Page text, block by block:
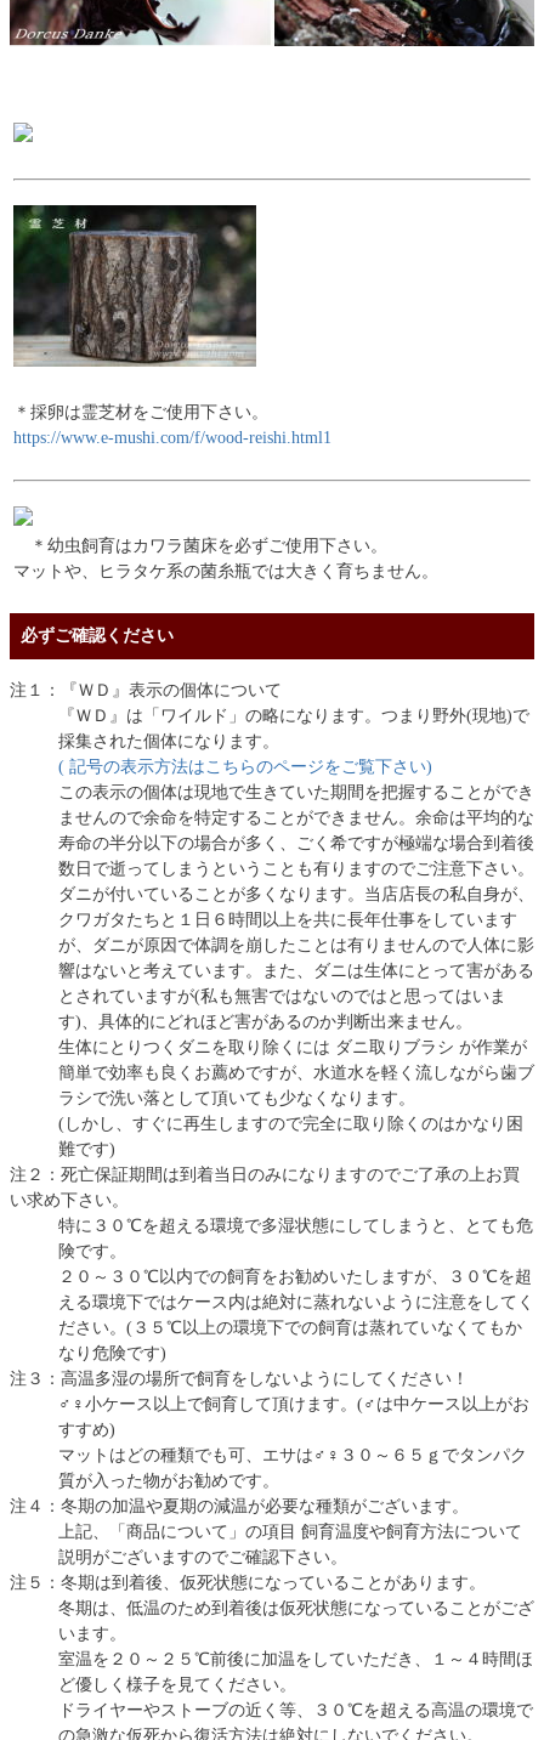
＊採卵は霊芝材をご使用下さい。
https://www.e-mushi.com/f/wood-reishi.html1
＊幼虫飼育はカワラ菌床を必ずご使用下さい。
マットや、ヒラタケ系の菌糸瓶では大きく育ちません。
必ずご確認ください
注１：『ＷＤ』表示の個体について
『ＷＤ』は「ワイルド」の略になります。つまり野外(現地)で
採集された個体になります。
( 記号の表示方法はこちらのページをご覧下さい)
この表示の個体は現地で生きていた期間を把握することができ
ませんので余命を特定することができません。余命は平均的な
寿命の半分以下の場合が多く、ごく希ですが極端な場合到着後
数日で逝ってしまうということも有りますのでご注意下さい。
ダニが付いていることが多くなります。当店店長の私自身が、
クワガタたちと１日６時間以上を共に長年仕事をしています
が、ダニが原因で体調を崩したことは有りませんので人体に影
響はないと考えています。また、ダニは生体にとって害がある
とされていますが(私も無害ではないのではと思ってはいま
す)、具体的にどれほど害があるのか判断出来ません。
生体にとりつくダニを取り除くには ダニ取りブラシ が作業が
簡単で効率も良くお薦めですが、水道水を軽く流しながら歯ブ
ラシで洗い落として頂いても少なくなります。
(しかし、すぐに再生しますので完全に取り除くのはかなり困
難です)
注２：死亡保証期間は到着当日のみになりますのでご了承の上お買
い求め下さい。
特に３０℃を超える環境で多湿状態にしてしまうと、とても危
険です。
２０～３０℃以内での飼育をお勧めいたしますが、３０℃を超
える環境下ではケース内は絶対に蒸れないように注意をしてく
ださい。(３５℃以上の環境下での飼育は蒸れていなくてもか
なり危険です)
注３：高温多湿の場所で飼育をしないようにしてください！
♂♀小ケース以上で飼育して頂けます。(♂は中ケース以上がお
すすめ)
マットはどの種類でも可、エサは♂♀３０～６５ｇでタンパク
質が入った物がお勧めです。
注４：冬期の加温や夏期の減温が必要な種類がございます。
上記、「商品について」の項目 飼育温度や飼育方法について
説明がございますのでご確認下さい。
注５：冬期は到着後、仮死状態になっていることがあります。
冬期は、低温のため到着後は仮死状態になっていることがござ
います。
室温を２０～２５℃前後に加温をしていただき、１～４時間ほ
ど優しく様子を見てください。
ドライヤーやストーブの近く等、３０℃を超える高温の環境で
の急激な仮死から復活方法は絶対にしないでください。